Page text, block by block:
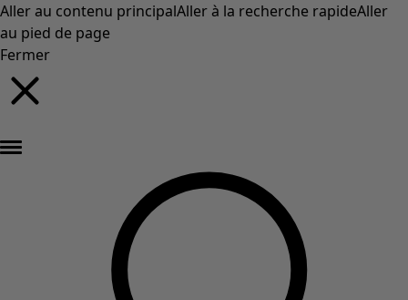
Aller au contenu principalAller à la recherche rapideAller
au pied de page
Fermer